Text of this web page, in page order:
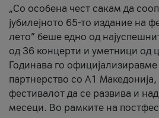
„Со особена чест сакам да
јубилејното 65-то издание на
лето” беше едно од
од 36 концерти и уметници од
Годинава го официјализиравме
партнерство со А1
фестивалот да се развива и
месеци. Во рамките на